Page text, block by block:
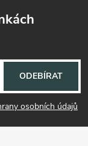
osobních údajů
ODEBÍRAT